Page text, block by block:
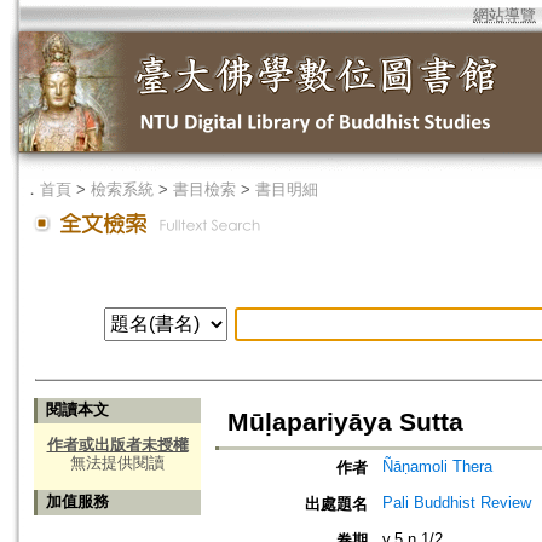
網站導覽
． 首頁 > 檢索系統 > 書目檢索 > 書目明細
閱讀本文
作者或出版者未授權
無法提供閱讀
加值服務
Mūḷapariyāya Sutta
作者 Ñāṇamoli Thera
出處題名 Pali Buddhist Review